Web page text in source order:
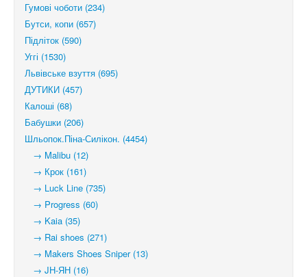
Гумові чоботи (234)
Бутси, копи (657)
Підліток (590)
Уггі (1530)
Львівське взуття (695)
ДУТИКИ (457)
Калоші (68)
Бабушки (206)
Шльопок.Піна-Силікон. (4454)
→ Malibu (12)
→ Крок (161)
→ Luck Line (735)
→ Progress (60)
→ Kaia (35)
→ Rai shoes (271)
→ Makers Shoes Sniper (13)
→ JH-ЯН (16)